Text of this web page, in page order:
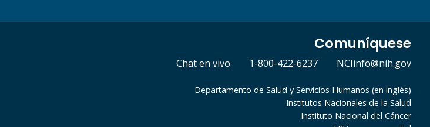
Comuníquese
Chat en vivo 1-800-422-6237 NCIinfo@nih.gov
Departamento de Salud y Servicios Humanos (en inglés)
Institutos Nacionales de la Salud
Instituto Nacional del Cáncer